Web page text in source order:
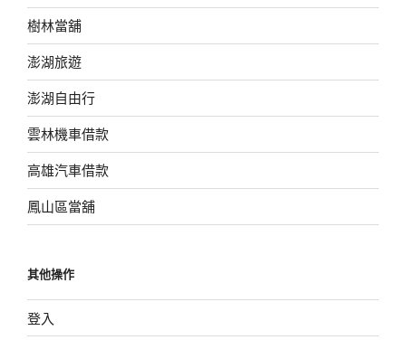
樹林當舖
澎湖旅遊
澎湖自由行
雲林機車借款
高雄汽車借款
鳳山區當舖
其他操作
登入